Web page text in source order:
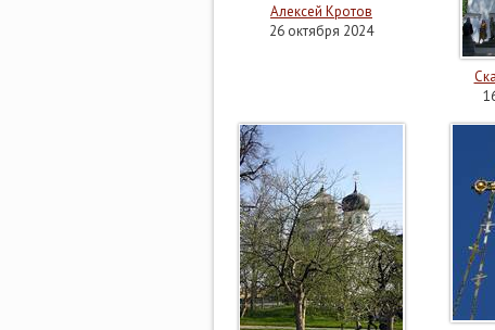
Алексей Кротов
26 октября 2024